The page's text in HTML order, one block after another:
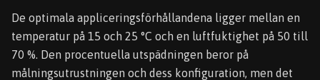
De optimala appliceringsförhållandena ligger mellan en
temperatur på 15 och 25 °C och en luftfuktighet på 50 till
70 %. Den procentuella utspädningen beror på
målningsutrustningen och dess konfiguration, men det